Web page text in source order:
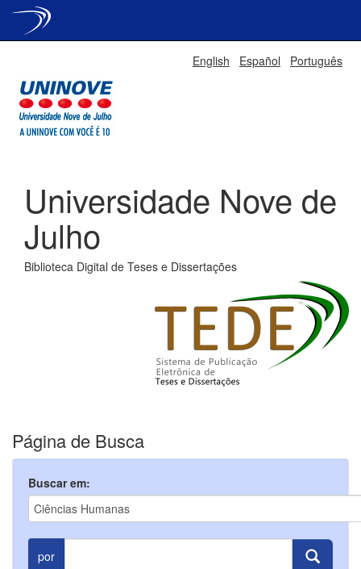
English Español Português
Universidade Nove de
Julho
Biblioteca Digital de Teses e Dissertações
Página de Busca
Buscar em:
por